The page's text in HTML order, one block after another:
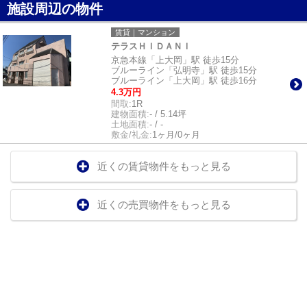
施設周辺の物件
賃貸｜マンション
テラスＨＩＤＡＮＩ
京急本線「上大岡」駅 徒歩15分
ブルーライン「弘明寺」駅 徒歩15分
ブルーライン「上大岡」駅 徒歩16分
4.3万円
間取:1R
建物面積:- / 5.14坪
土地面積:- / -
敷金/礼金:1ヶ月/0ヶ月
近くの賃貸物件をもっと見る
近くの売買物件をもっと見る